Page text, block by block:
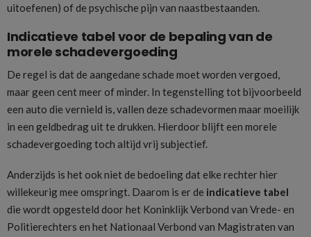
uitoefenen) of de psychische pijn van naastbestaanden.
Indicatieve tabel voor de bepaling van de
morele schadevergoeding
De regel is dat de aangedane schade moet worden vergoed,
maar geen cent meer of minder. In tegenstelling tot bijvoorbeeld
een auto die vernield is, vallen deze schadevormen maar moeilijk
in een geldbedrag uit te drukken. Hierdoor blijft een morele
schadevergoeding toch altijd vrij subjectief.
Anderzijds is het ook niet de bedoeling dat elke rechter hier
willekeurig mee omspringt. Daarom is er de indicatieve tabel
die wordt opgesteld door het Koninklijk Verbond van Vrede- en
Politierechters en het Nationaal Verbond van Magistraten van